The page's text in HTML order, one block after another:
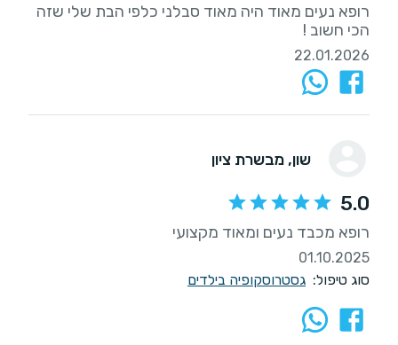
רופא נעים מאוד היה מאוד סבלני כלפי הבת שלי שזה
הכי חשוב !
22.01.2026
שון, מבשרת ציון
5.0
רופא מכבד נעים ומאוד מקצועי
01.10.2025
סוג טיפול: גסטרוסקופיה בילדים